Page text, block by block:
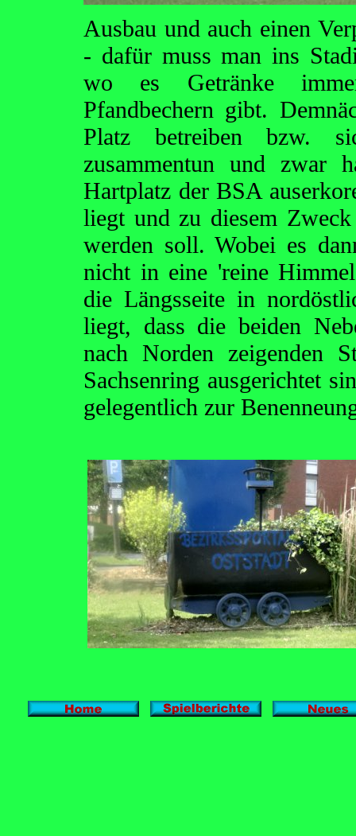
Ausbau und auch einen
- dafür muss man ins
wo es Getränke
Pfandbechern gibt.
Platz betreiben bzw.
zusammentun und zwar
Hartplatz der BSA
liegt und zu diesem
werden soll. Wobei es
nicht in eine 'reine
die Längsseite in
liegt, dass die beiden
nach Norden zeigenden
Sachsenring ausgerichtet
gelegentlich zur